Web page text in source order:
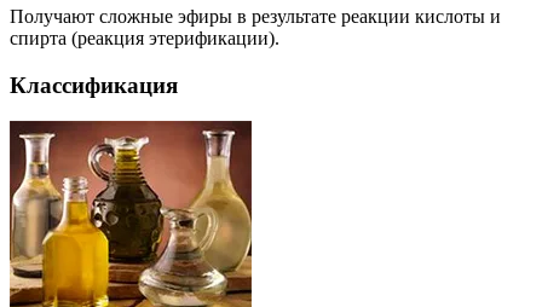
Получают сложные эфиры в результате реакции кислоты и
спирта (реакция этерификации).
Классификация